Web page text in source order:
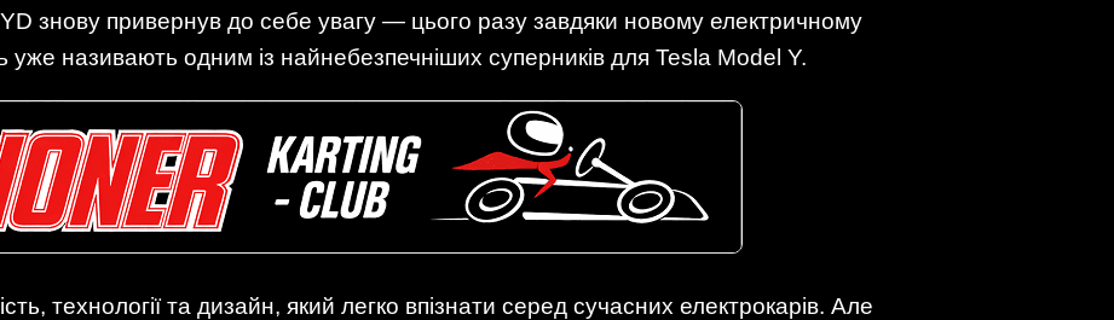
знову привернув до себе увагу — цього разу завдяки новому електричному
називають одним із найнебезпечніших суперників для Tesla Model Y.
технології та дизайн, який легко впізнати серед сучасних електрокарів. Але